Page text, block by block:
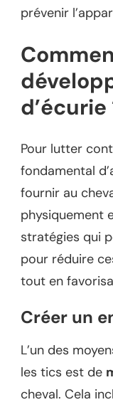
prévenir
d’écurie
Pour lutter
fondamental
fournir au
physiquement
stratégies qui
pour réduire
tout en
Créer un
L’un des
les tics est de
cheval. Cela